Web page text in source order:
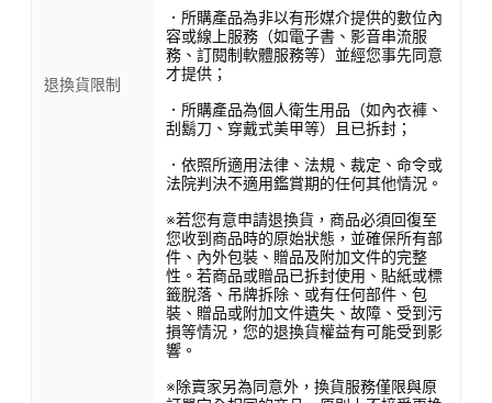
退換貨限制
．所購產品為非以有形媒介提供的數位內
容或線上服務（如電子書、影音串流服
務、訂閱制軟體服務等）並經您事先同意
才提供；
．所購產品為個人衛生用品（如內衣褲、
刮鬍刀、穿戴式美甲等）且已拆封；
．依照所適用法律、法規、裁定、命令或
法院判決不適用鑑賞期的任何其他情況。
※若您有意申請退換貨，商品必須回復至
您收到商品時的原始狀態，並確保所有部
件、內外包裝、贈品及附加文件的完整
性。若商品或贈品已拆封使用、貼紙或標
籤脫落、吊牌拆除、或有任何部件、包
裝、贈品或附加文件遺失、故障、受到污
損等情況，您的退換貨權益有可能受到影
響。
※除賣家另為同意外，換貨服務僅限與原